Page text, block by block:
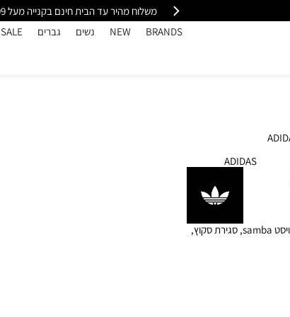
משלוח מהיר עד הבית חינם בקנייה מעל 399
BRANDS
NEW נשים גברים SALE
ADIDAS
adidas samba jane shoes נעלי ילדים בסגנון mary jane עם טוויסט samba, סגירת סקוץ,